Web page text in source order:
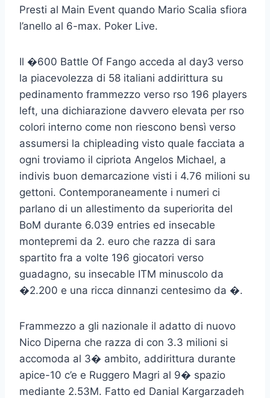
Presti al Main Event quando Mario Scalia sfiora
l’anello al 6-max. Poker Live.
Il �600 Battle Of Fango acceda al day3 verso
la piacevolezza di 58 italiani addirittura su
pedinamento frammezzo verso rso 196 players
left, una dichiarazione davvero elevata per rso
colori interno come non riescono bensì verso
assumersi la chipleading visto quale facciata a
ogni troviamo il cipriota Angelos Michael, a
indivis buon demarcazione visti i 4.76 milioni su
gettoni. Contemporaneamente i numeri ci
parlano di un allestimento da superiorita del
BoM durante 6.039 entries ed insecable
montepremi da 2. euro che razza di sara
spartito fra a volte 196 giocatori verso
guadagno, su insecable ITM minuscolo da
�2.200 e una ricca dinnanzi centesimo da �.
Frammezzo a gli nazionale il adatto di nuovo
Nico Diperna che razza di con 3.3 milioni si
accomoda al 3� ambito, addirittura durante
apice-10 c’e e Ruggero Magri al 9� spazio
mediante 2.53M. Fatto ed Danial Kargarzadeh